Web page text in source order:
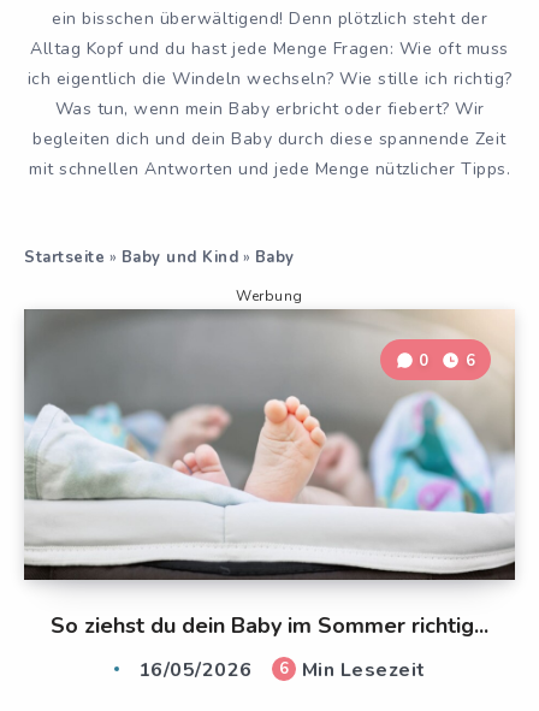
ein bisschen überwältigend! Denn plötzlich steht der
Alltag Kopf und du hast jede Menge Fragen: Wie oft muss
ich eigentlich die Windeln wechseln? Wie stille ich richtig?
Was tun, wenn mein Baby erbricht oder fiebert? Wir
begleiten dich und dein Baby durch diese spannende Zeit
mit schnellen Antworten und jede Menge nützlicher Tipps.
Startseite » Baby und Kind » Baby
Werbung
So ziehst du dein Baby im Sommer richtig...
0 6
16/05/2026 6 Min Lesezeit